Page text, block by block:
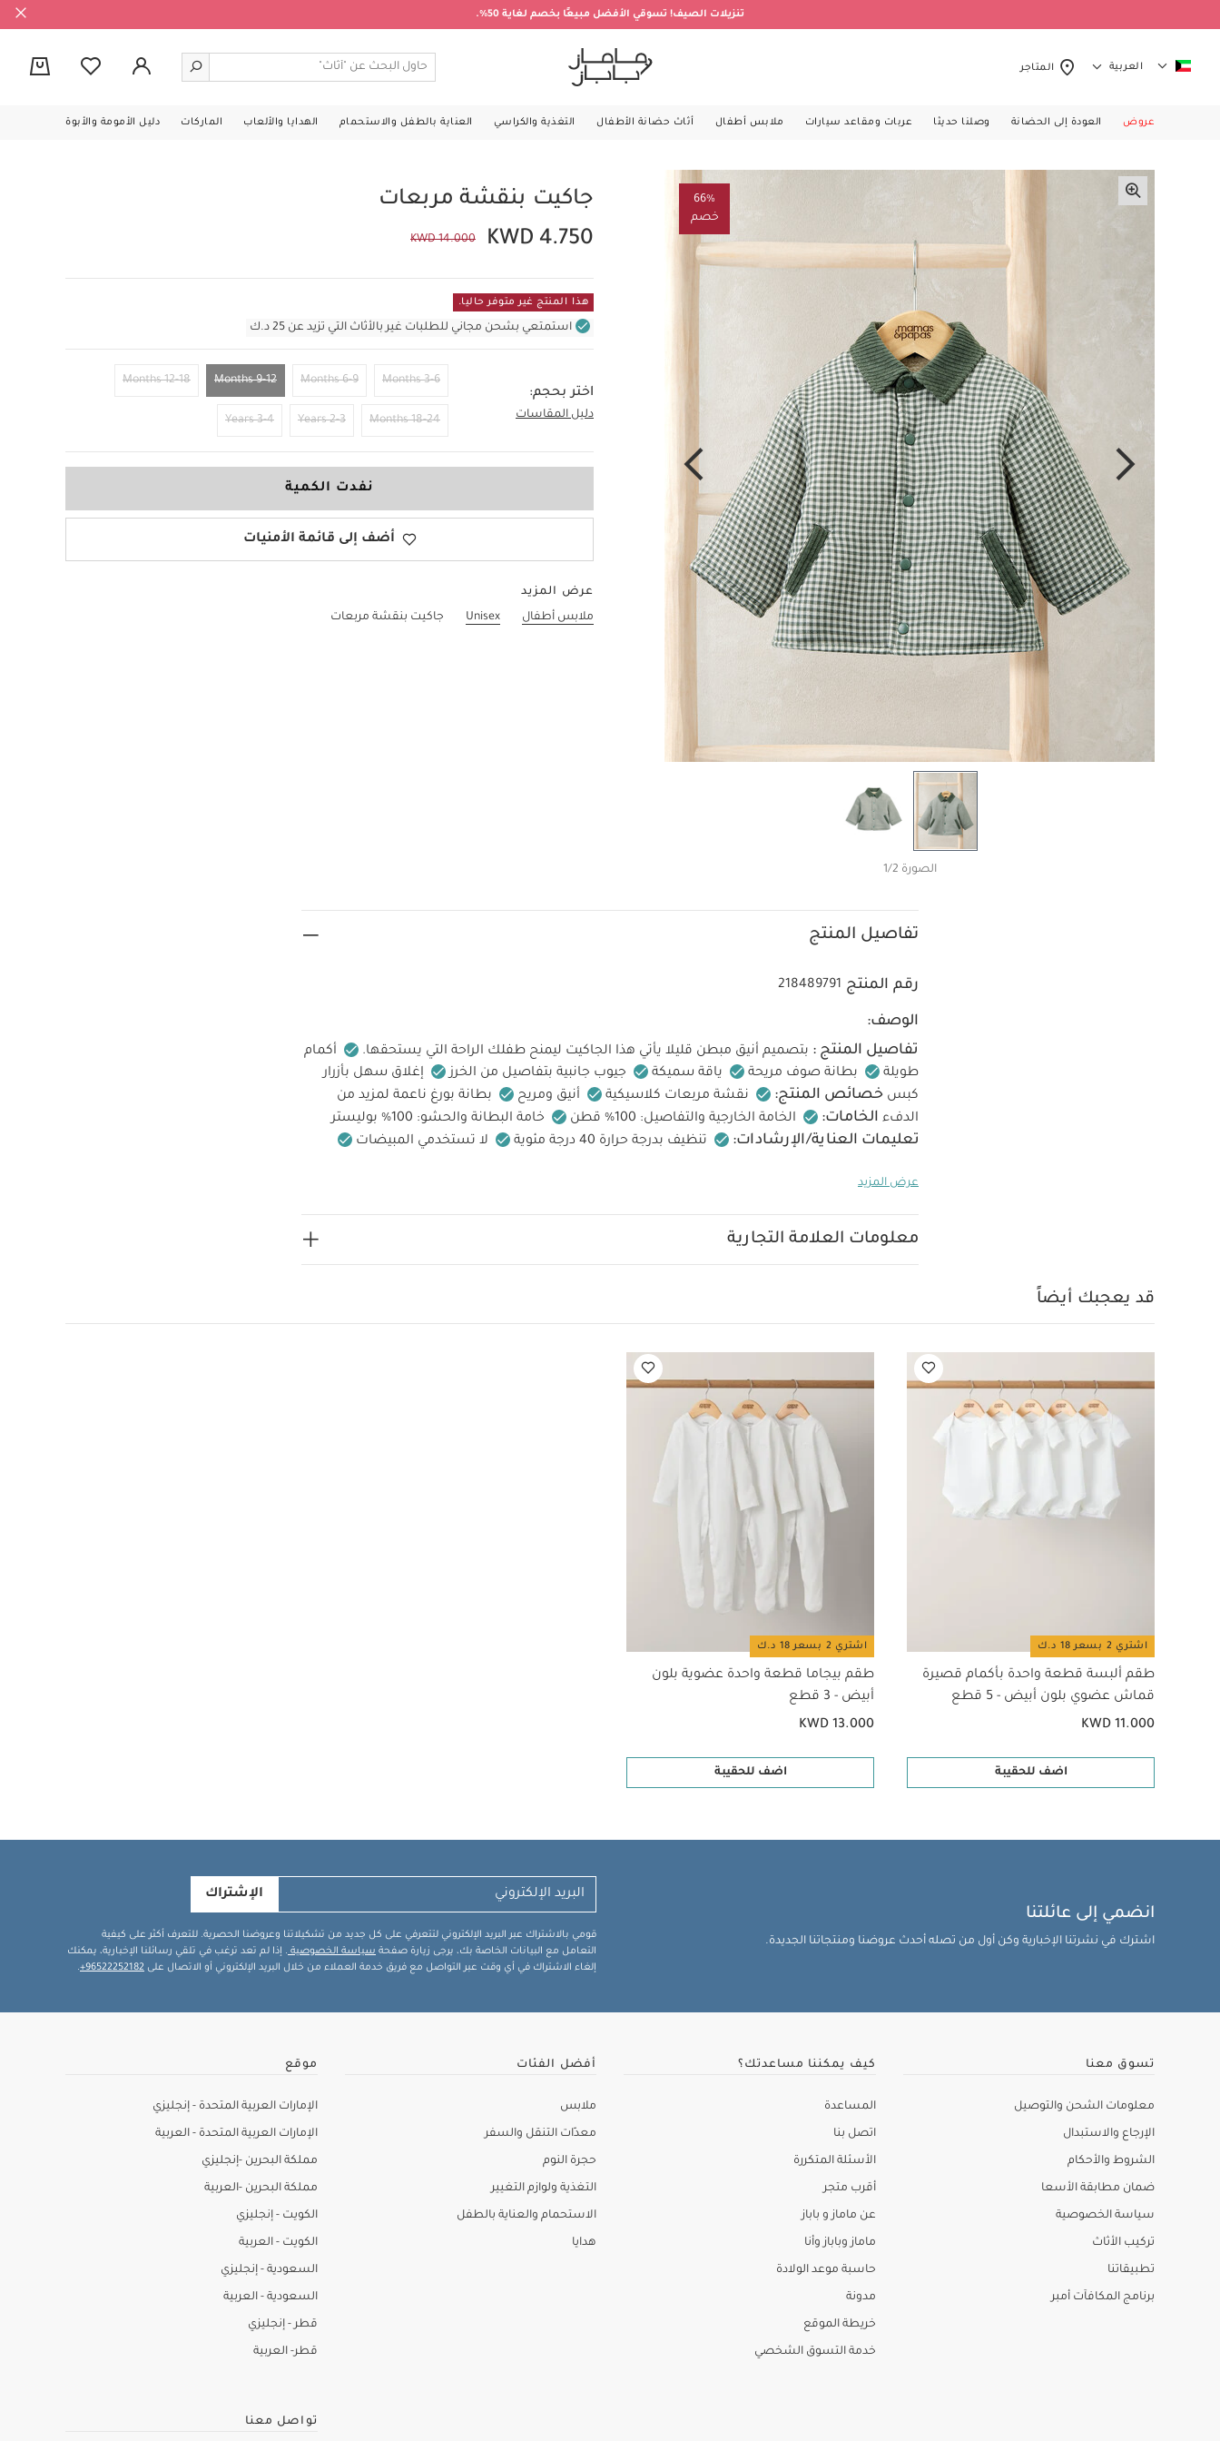
تنزيلات الصيف! تسوقي الأفضل مبيعًا بخصم لغاية 50%.
العربية المتاجر
عروض العودة إلى الحضانة وصلنا حديثا عربات ومقاعد سيارات ملابس أطفال أثاث حضانة الأطفال التغذية والكراسي العناية بالطفل والاستحمام الهدايا والألعاب الماركات دليل الأمومة والأبوة
66%
خصم
الصورة 1/2
جاكيت بنقشة مربعات
KWD 4.750
KWD 14.000
هذا المنتج غير متوفر حاليا.
استمتعي بشحن مجاني للطلبات غير بالأثاث التي تزيد عن 25 د.ك
اختر بحجم:
دليل المقاسات
3-6 Months
6-9 Months
9-12 Months
12-18 Months
18-24 Months
2-3 Years
3-4 Years 9-12 Months
نفدت الكمية
أضف إلى قائمة الأمنيات
عرض المزيد
ملابس أطفال
Unisex جاكيت بنقشة مربعات
تفاصيل المنتج
رقم المنتج 218489791
الوصف:
تفاصيل المنتج : بتصميم أنيق مبطن قليلا يأتي هذا الجاكيت ليمنح طفلك الراحة التي يستحقها.
أكمام
طويلة
بطانة صوف مريحة ياقة سميكة جيوب جانبية بتفاصيل من الخرز
إغلاق سهل بأزرار
كبس خصائص المنتج: نقشة مربعات كلاسيكية أنيق ومريح
بطانة بورغ ناعمة لمزيد من
الدفء الخامات: الخامة الخارجية والتفاصيل: 100% قطن خامة البطانة والحشو: 100% بوليستر
تعليمات العناية/الإرشادات: تنظيف بدرجة حرارة 40 درجة مئوية
لا تستخدمي المبيضات
الداكنة بشكل منفصل ويكوى بالمقلوب
عضوية بلون أبيض - 3 قطع
عرض المزيد
معلومات العلامة التجارية
قد يعجبك أيضاً
اشتري 2 بسعر 18 د.ك
طقم ألبسة قطعة واحدة بأكمام قصيرة
قماش عضوي بلون أبيض - 5 قطع
KWD 11.000
اضف للحقيبة
اشتري 2 بسعر 18 د.ك
طقم بيجاما قطعة واحدة عضوية بلون
أبيض - 3 قطع
KWD 13.000
اضف للحقيبة
انضمي إلى عائلتنا
اشترك في نشرتنا الإخبارية وكن أول من تصله أحدث عروضنا ومنتجاتنا الجديدة.
الإشتراك
قومي بالاشتراك عبر البريد الإلكتروني لتتعرفي على كل جديد من تشكيلاتنا وعروضنا الحصرية. للتعرف أكثر على كيفية
التعامل مع البيانات الخاصة بك، يرجى زيارة صفحة سياسة الخصوصية . إذا لم تعد ترغب في تلقي رسائلنا الإخبارية، يمكنك
إلغاء الاشتراك في أي وقت عبر التواصل مع فريق خدمة العملاء من خلال البريد الإلكتروني أو الاتصال على 96522252182+
.
تسوق معنا
معلومات الشحن والتوصيل
الإرجاع والاستبدال
الشروط والأحكام
ضمان مطابقة الأسعا
سياسة الخصوصية
تركيب الأثاث
تطبيقاتنا
برنامج المكافآت أمبر
كيف يمكننا مساعدتك؟
المساعدة
اتصل بنا
الأسئلة المتكررة
أقرب متجر
عن ماماز و باباز
ماماز وباباز وأنا
حاسبة موعد الولادة
مدونة
خريطة الموقع
خدمة التسوق الشخصي
أفضل الفئات
ملابس
معدّات التنقل والسفر
حجرة النوم
التغذية ولوازم التغيير
الاستحمام والعناية بالطفل
هدايا
موقع
الإمارات العربية المتحدة - إنجليزي
الإمارات العربية المتحدة - العربية
مملكة البحرين -إنجليزي
مملكة البحرين -العربية
الكويت - إنجليزي
الكويت - العربية
السعودية - إنجليزي
السعودية - العربية
قطر - إنجليزي
قطر- العربية
تواصل معنا